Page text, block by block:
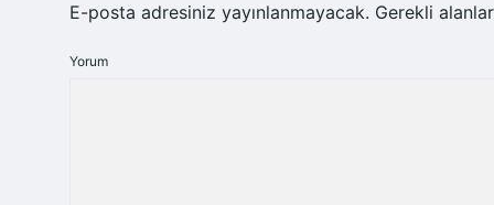
E-posta adresiniz yayınlanmayacak. Gerekli
Yorum